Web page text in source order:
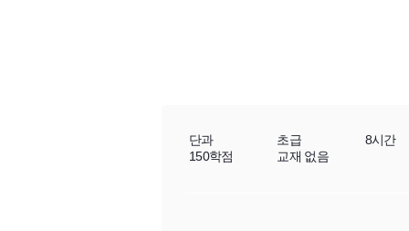
단과 초급
8시간
150학점
교재 없음